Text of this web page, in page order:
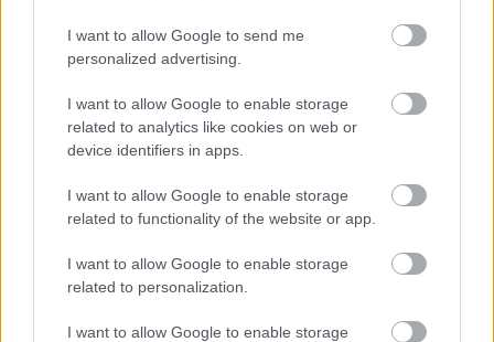
I want to allow Google to send me
personalized advertising.
I want to allow Google to enable storage
related to analytics like cookies on web or
device identifiers in apps.
I want to allow Google to enable storage
related to functionality of the website or app.
I want to allow Google to enable storage
related to personalization.
I want to allow Google to enable storage
3 - Verstappen
5 - Antonelli
6 - Hadjar
7 - Sainz
8 - Alonso
9 - Gasly